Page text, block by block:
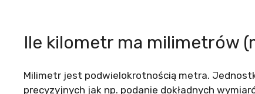
Ile kilometr ma milimetrów
Milimetr jest podwielokrotnością metra.
precyzyjnych jak np. podanie dokładnych